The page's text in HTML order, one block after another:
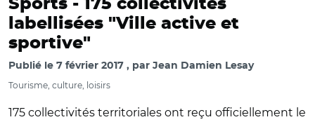
Sports - 175 collectivités
labellisées "Ville active et
sportive"
Publié le 7 février 2017 par Jean Damien Lesay
Tourisme, culture, loisirs
175 collectivités territoriales ont reçu officiellement le